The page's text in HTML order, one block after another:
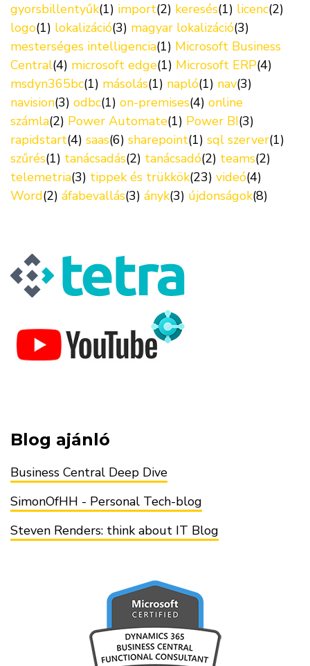
gyorsbillentyűk(1) import(2) keresés(1) licenc(2)
logo(1) lokalizáció(3) magyar lokalizáció(3)
mesterséges intelligencia(1) Microsoft Business
Central(4) microsoft edge(1) Microsoft ERP(4)
msdyn365bc(1) másolás(1) napló(1) nav(3)
navision(3) odbc(1) on-premises(4) online
számla(2) Power Automate(1) Power BI(3)
rapidstart(4) saas(6) sharepoint(1) sql szerver(1)
szűrés(1) tanácsadás(2) tanácsadó(2) teams(2)
telemetria(3) tippek és trükkök(23) videó(4)
Word(2) áfabevallás(3) ányk(3) újdonságok(8)
Blog ajánló
Business Central Deep Dive
SimonOfHH - Personal Tech-blog
Steven Renders: think about IT Blog